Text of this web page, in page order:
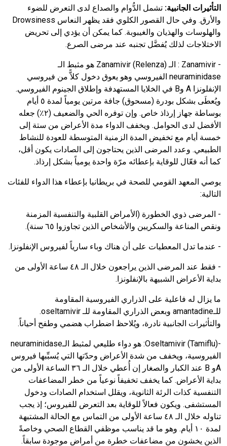
التأثيرات الجانبية: تشمل الدُّوام والصداع لدى التعرض للضوء
والأرق. وفي حال القصور الكلوي فقد يظهر النعاس Drowsiness
والهلوسات والهذيان والغيبوبة. كما يمكن أن يؤدي إلى تحريض
الاختلاجات لذلك يُفضَّل تجنبه عند مرضى الصرع.
-
Zanamivir
: الـ Zanamivir (Relenza) هو مثبط الـ
neuraminidase الفيروسي وهو يعوق دخول كلاًّ من فيروسي
الإنفلونزا A وB في الخلايا المستهدفة وإطلاق الجينوم الفيروسي.
ويُعطَى بشكل بودرة (مسحوق) جافة مرتين يومياً لمدة ٥ أيام
بوساطة جهاز إرذاذ خاص. وإن توفره الحي والضعيف (٢٪) جعله
الأفضل لدى الحوامل. ويخفف الدواء مدة الأعراض من ستة إلى
خمسة أيام مع تخفيض المدة الزمنية المتوسطة للعودة للنشاط
الطبيعي. وعدد المرضى الذين يحتاجون إلى الصادات يكون أقل،
كما أنه فعّال للوقاية بإعطائه مرّة واحدة يومياً بشكل إرذاذ.
يوصي المعهد القومي للصحة في بريطانيا بإعطاء هذا الدواء للفئات
التالية:
- المرضى ذوي الخطورة (الأمراض القلبية والتنفسية المزمنة
ونقص المناعة والسكريين والأشخاص الذين تجاوزوا ٦٥ سنة).
- عندما تدل المعطيات على أن هناك وباء سارياً لفيروس الإنفلونزا.
- فقط عند المرضى الذين يراجعون خلال الـ ٤٨ ساعة الأولى من
بداية الأعراض الشبيهة بالإنفلونزا.
ما يزال له فاعلية على الذراري الفيروسية المقاومة
للـamantadine وبعض الذراري المقاومة للـoseltamivir
.
والتأثيرات الجانبية نادرة، ويُلاحظ اضطراب هضمي وطفح أحياناً.
-
Oseltamivir (Tamiflu)
: هو دواء طليعي لمثبط الـneuraminidase
الفيروسية، ويخفف من شدة الأعراض وحدّتها التي يُسبِّبها فيروس
Aو B
عند الكبار والصغار إن أُعطي خلال الـ ٣٦ الساعة الأولى من
بداية الأعراض. كما يخفف تخفيفاً نوعياً من خطر المضاعفات
التنفسية كذات الرئة الثانوية، ويقلل استخدام الصادات ودخول
المستشفى. ويكون فعالاً للوقاية بعد التعرض للفيروس؛ إذ يجب
تناوله خلال الـ ٤٨ ساعة الأولى من التماس مع الحالة المشتبهة
لمدة ١٠ أيام.
وهو ما قد يناسب موظفي القطاع الصحي وخاصةً
الذين يخشون من مضاعفات خطرة من أمراض موجودة سابقاً.